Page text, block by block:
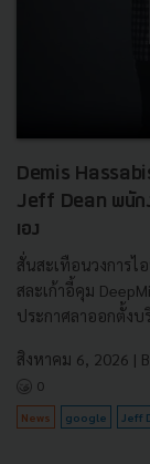
Demis
Jeff Dean พนักง
เอง
สั่นสะเทือนวงการ
สละเก้าอี้คุม
ประกาศลาออกตั้งบ
สิงหาคม 6, 2026 |
0
News google Jeff